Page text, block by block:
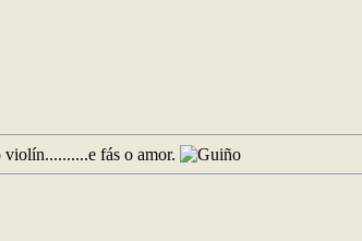
violín..........e fás o amor.